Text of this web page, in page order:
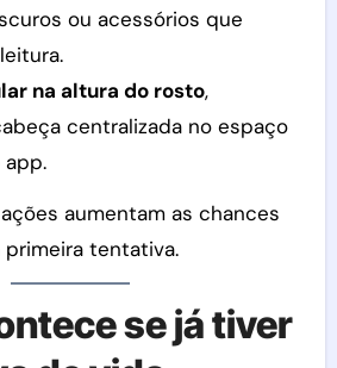
ou acessórios que
na altura do rosto,
centralizada no espaço
aumentam as chances
tentativa.
se já tiver